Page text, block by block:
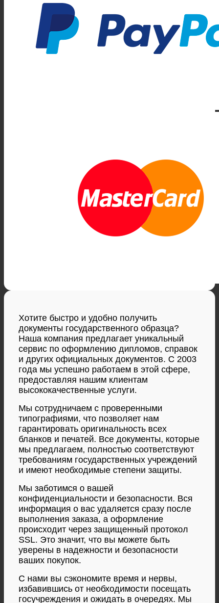
Хотите быстро и удобно получить
документы государственного образца?
Наша компания предлагает уникальный
сервис по оформлению дипломов, справок
и других официальных документов. С 2003
года мы успешно работаем в этой сфере,
предоставляя нашим клиентам
высококачественные услуги.
Мы сотрудничаем с проверенными
типографиями, что позволяет нам
гарантировать оригинальность всех
бланков и печатей. Все документы, которые
мы предлагаем, полностью соответствуют
требованиям государственных учреждений
и имеют необходимые степени защиты.
Мы заботимся о вашей
конфиденциальности и безопасности. Вся
информация о вас удаляется сразу после
выполнения заказа, а оформление
происходит через защищенный протокол
SSL. Это значит, что вы можете быть
уверены в надежности и безопасности
ваших покупок.
С нами вы сэкономите время и нервы,
избавившись от необходимости посещать
госучреждения и ожидать в очередях. Мы